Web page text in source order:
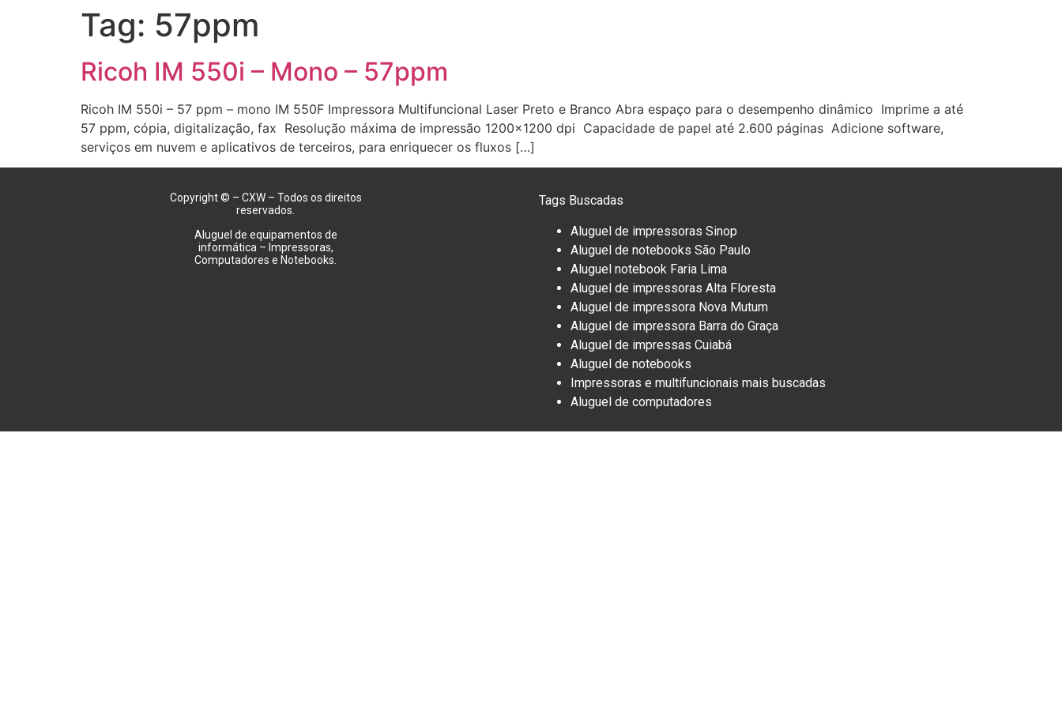
Tag: 57ppm
Ricoh IM 550i – Mono – 57ppm
Ricoh IM 550i – 57 ppm – mono IM 550F Impressora Multifuncional Laser Preto e Branco Abra espaço para o desempenho dinâmico Imprime a até
57 ppm, cópia, digitalização, fax Resolução máxima de impressão 1200×1200 dpi Capacidade de papel até 2.600 páginas Adicione software,
serviços em nuvem e aplicativos de terceiros, para enriquecer os fluxos […]
Copyright © – CXW – Todos os direitos
reservados.
Aluguel de equipamentos de
informática – Impressoras,
Computadores e Notebooks.
Tags Buscadas
Aluguel de impressoras Sinop
Aluguel de notebooks São Paulo
Aluguel notebook Faria Lima
Aluguel de impressoras Alta Floresta
Aluguel de impressora Nova Mutum
Aluguel de impressora Barra do Graça
Aluguel de impressas Cuiabá
Aluguel de notebooks
Impressoras e multifuncionais mais buscadas
Aluguel de computadores